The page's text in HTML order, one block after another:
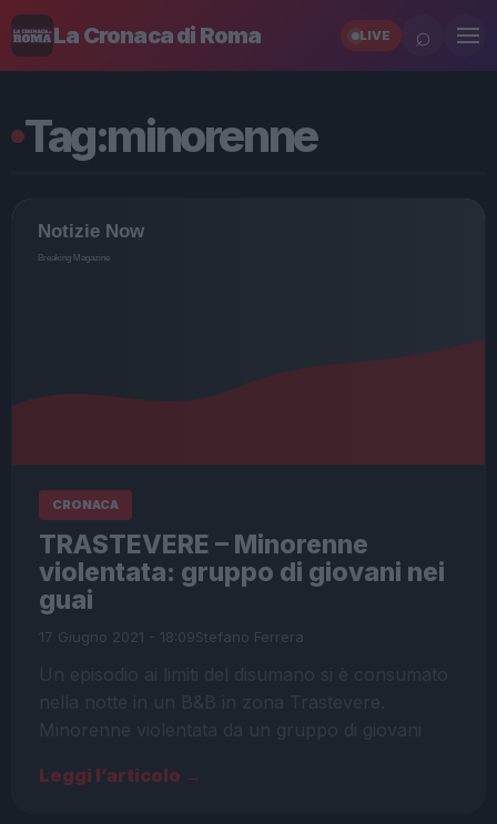
La Cronaca di Roma LIVE ⌕
Tag:minorenne
CRONACA
TRASTEVERE – Minorenne
violentata: gruppo di giovani nei
guai
17 Giugno 2021 - 18:09Stefano Ferrera
Un episodio ai limiti del disumano si è consumato
nella notte in un B&B in zona Trastevere.
Minorenne violentata da un gruppo di giovani
Leggi l’articolo →